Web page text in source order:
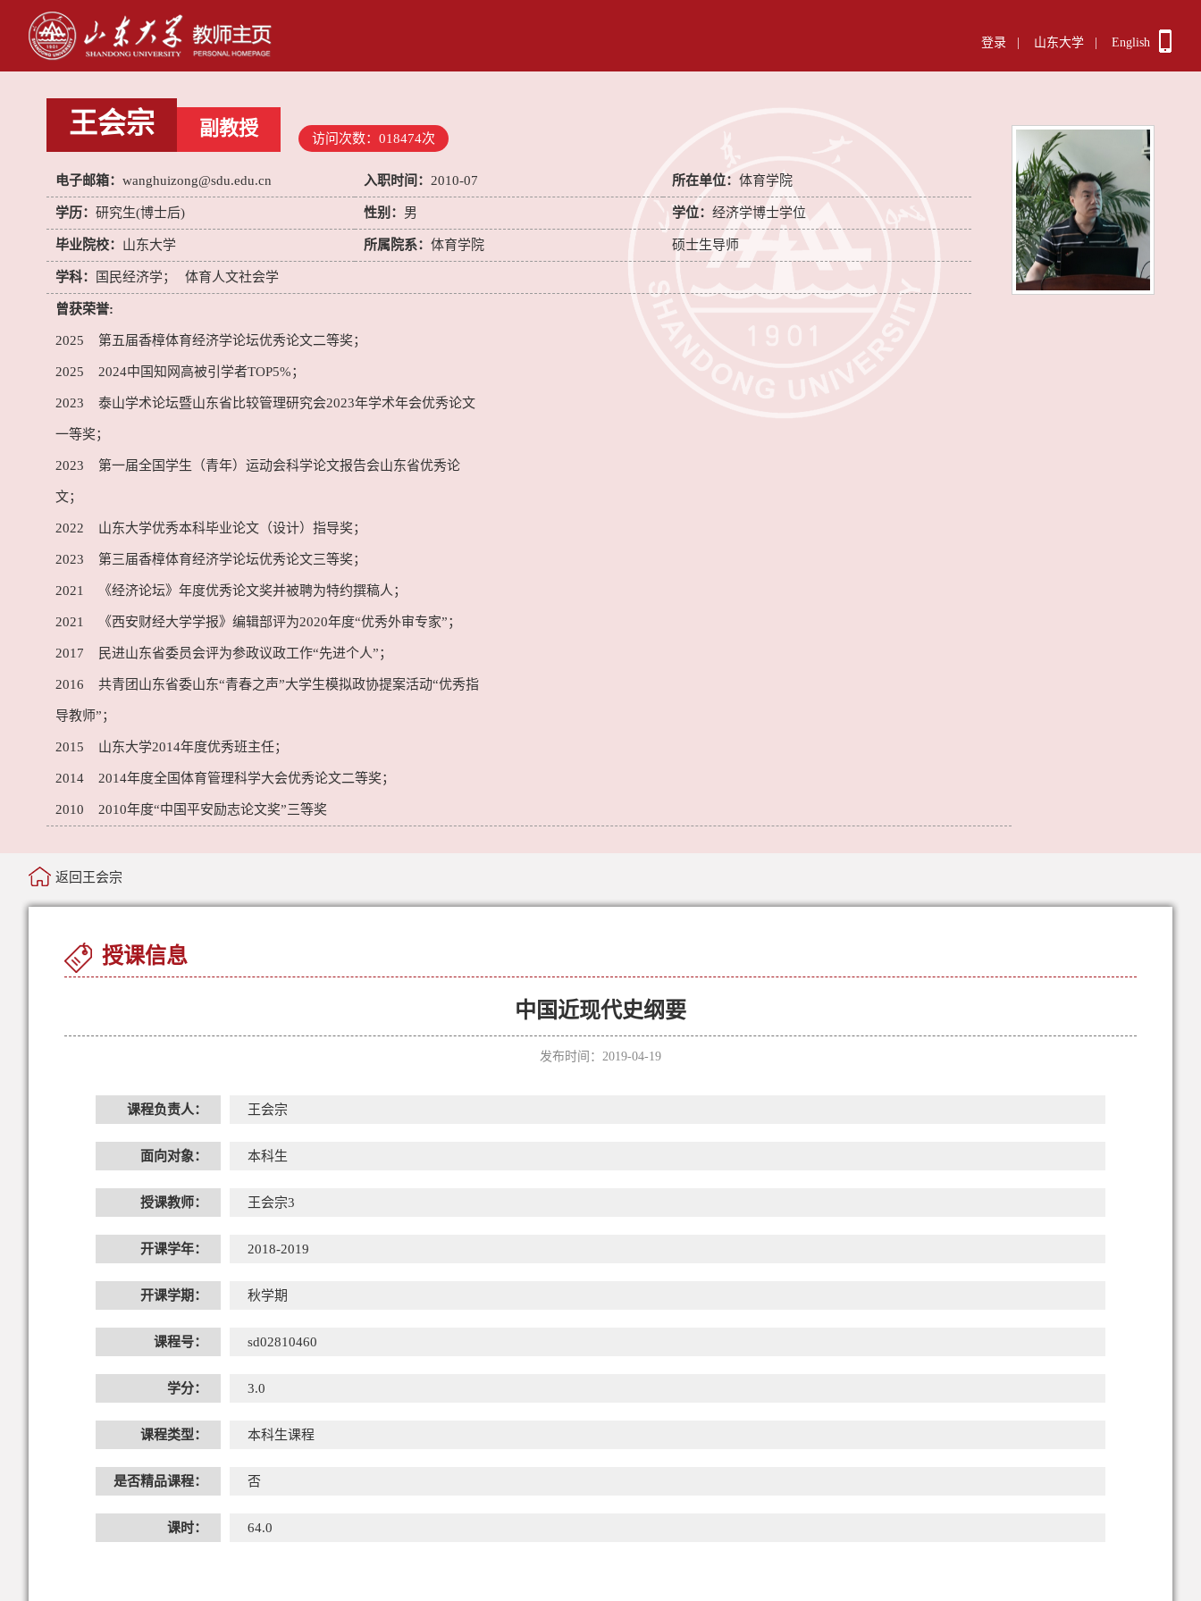
登录 山东大学 English
王会宗 副教授 访问次数： 018474次
电子邮箱： wanghuizong@sdu.edu.cn 入职时间： 2010-07 所在单位： 体育学院
学历： 研究生(博士后) 性别： 男 学位： 经济学博士学位
毕业院校： 山东大学 所属院系： 体育学院 硕士生导师
学科： 国民经济学； 体育人文社会学
曾获荣誉:
2025 第五届香樟体育经济学论坛优秀论文二等奖；
2025 2024中国知网高被引学者TOP5%；
2023 泰山学术论坛暨山东省比较管理研究会2023年学术年会优秀论文
一等奖；
2023 第一届全国学生（青年）运动会科学论文报告会山东省优秀论
文；
2022 山东大学优秀本科毕业论文（设计）指导奖；
2023 第三届香樟体育经济学论坛优秀论文三等奖；
2021 《经济论坛》年度优秀论文奖并被聘为特约撰稿人；
2021 《西安财经大学学报》编辑部评为2020年度“优秀外审专家”；
2017 民进山东省委员会评为参政议政工作“先进个人”；
2016 共青团山东省委山东“青春之声”大学生模拟政协提案活动“优秀指
导教师”；
2015 山东大学2014年度优秀班主任；
2014 2014年度全国体育管理科学大会优秀论文二等奖；
2010 2010年度“中国平安励志论文奖”三等奖
返回王会宗
授课信息
中国近现代史纲要
发布时间：2019-04-19
课程负责人： 王会宗
面向对象： 本科生
授课教师： 王会宗3
开课学年： 2018-2019
开课学期： 秋学期
课程号： sd02810460
学分： 3.0
课程类型： 本科生课程
是否精品课程： 否
课时： 64.0